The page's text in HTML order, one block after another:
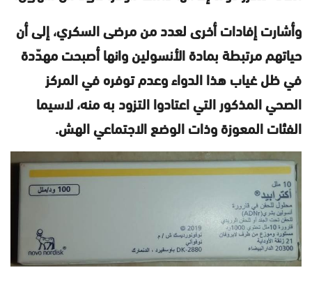
وأشارت إفادات أخرى لعدد من مرضى السكري، إلى أن
حياتهم مرتبطة بمادة الأنسولين وانها أصبحت مهدّدة
في ظل غياب هذا الدواء وعدم توفره في المركز
الصحي المذكور التي اعتادوا التزود به منه، لاسيما
الفئات المعوزة وذات الوضع الاجتماعي الهش.